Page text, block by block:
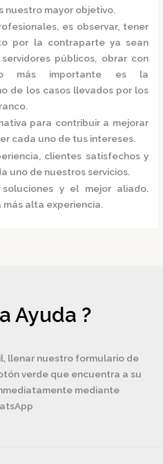
nuestro mayor objetivo.
es observar, tener
por la contraparte ya sean
públicos, obrar con
más importante es la
de los casos llevados por los
para contribuir a mejorar
cada uno de tus intereses.
clientes satisfechos y
uno de nuestros servicios.
y el mejor aliado.
alta experiencia.
Ayuda ?
llenar nuestro formulario de
verde que encuentra a su
mediante